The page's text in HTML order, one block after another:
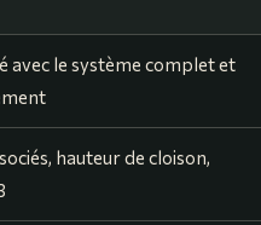
avec le système complet et
hauteur de cloison,